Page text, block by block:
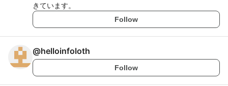
きています。
Follow
@helloinfoloth
Follow